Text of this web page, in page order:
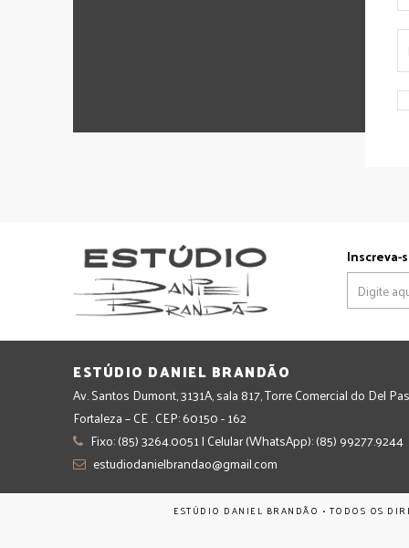
Inscreva-
ESTÚDIO DANIEL BRANDÃO
Av. Santos Dumont, 3131A, sala 817, Torre Comercial do Del
Fortaleza – CE . CEP: 60150 - 162
Fixo: (85) 3264.0051 | Celular (WhatsApp): (85) 99277.9244
estudiodanielbrandao@gmail.com
ESTÚDIO DANIEL BRANDÃO • TODOS OS